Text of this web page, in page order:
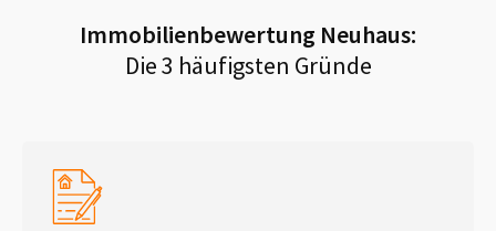
Immobilienbewertung Neuhaus:
Die 3 häufigsten Gründe